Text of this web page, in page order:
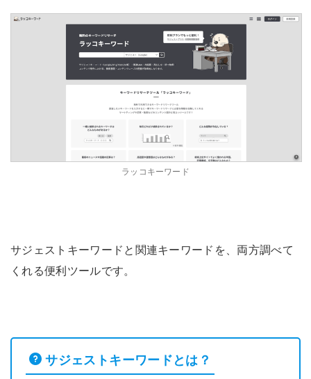
ラッコキーワード
サジェストキーワードと関連キーワードを、両方調べて
くれる便利ツールです。
サジェストキーワードとは？